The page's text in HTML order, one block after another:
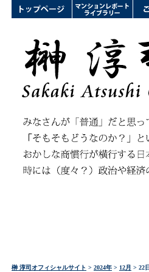
榊 淳司オフィシャルサイト > 2024年 > 12月 > 22